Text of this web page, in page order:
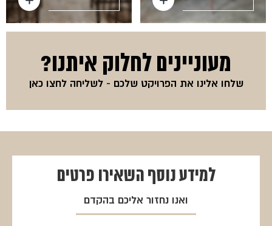
מעוניינים לחלוק איתנו?
שלחו אלינו את הפרויקט שלכם -לשליחה לחצו כאן
למידע נוסף השאירו פרטים
ואנו נחזור אליכם בהקדם